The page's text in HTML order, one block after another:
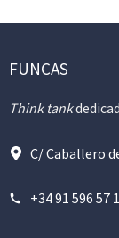
FUNCAS
Think tank
C/ Caballero
+34 91 596 57